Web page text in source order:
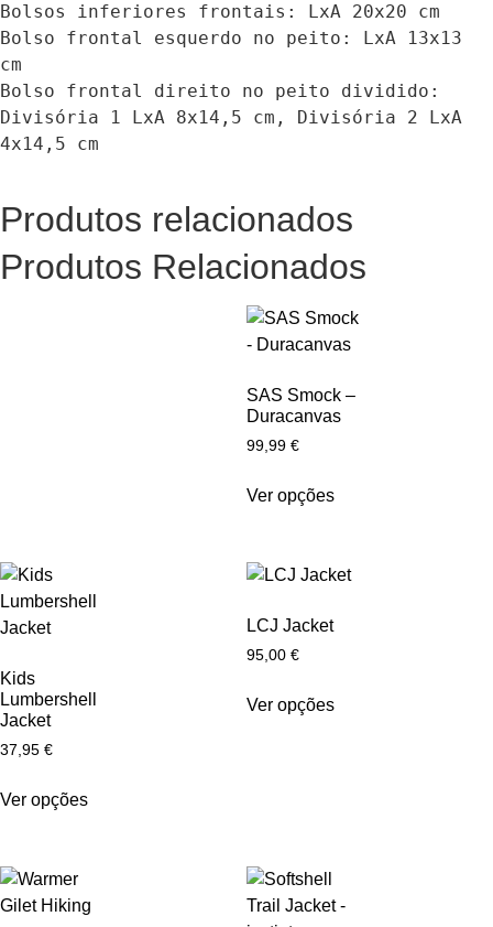
Bolsos inferiores frontais: LxA 20x20 cm
Bolso frontal esquerdo no peito: LxA 13x13
cm
Bolso frontal direito no peito dividido:
Divisória 1 LxA 8x14,5 cm, Divisória 2 LxA
4x14,5 cm
Produtos relacionados
Produtos Relacionados
SAS Smock –
Duracanvas
99,99 €
Ver opções
Kids
Lumbershell
Jacket
37,95 €
Ver opções
LCJ Jacket
95,00 €
Ver opções